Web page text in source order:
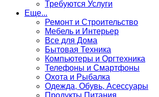
Требуются Услуги
Еще...
Ремонт и Строительство
Мебель и Интерьер
Все для Дома
Бытовая Техника
Компьютеры и Оргтехника
Телефоны и Смартфоны
Охота и Рыбалка
Одежда, Обувь, Асессуары